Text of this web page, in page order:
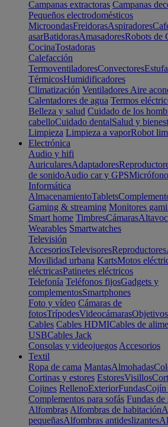
Campanas extractoras Campanas
Pequeños electrodomésticos
MicroondasFreidorasAspiradores
asarBatidorasAmasadoresRobots de
CocinaTostadoras
Calefacción
TermoventiladoresConvectores
TérmicosHumidificadores
Climatización Ventiladores Aire
Calentadores de agua Termos
Belleza y salud Cuidado de los
cabelloCuidado dentalSalud y
Limpieza Limpieza a vaporRobot
Electrónica
Audio y hifi
AuricularesAdaptadores
de sonidoAudio car y GPS
Informática
AlmacenamientoTablets
Gaming & streaming Monitores
Smart home TimbresCámaras
Wearables Smartwatches
Televisión
AccesoriosTelevisoresReproductores
Movilidad urbana KartsMotos
eléctricasPatinetes eléctricos
Telefonía Teléfonos fijosGadgets y
complementosSmartphones
Foto y vídeo Cámaras de
fotosTrípodesVideocámarasObjetivos
Cables Cables HDMICables de
USBCables Jack
Consolas y videojuegos Accesorios
Textil
Ropa de cama MantasAlmohadas
Cortinas y estores EstoresVisillos
Cojines RellenoExteriorFundasCojín
Complementos para sofás Fundas de
Alfombras Alfombras de habitación
pequeñasAlfombras antideslizantes